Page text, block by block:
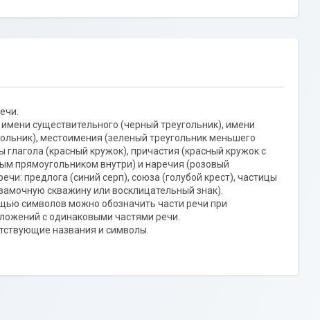
существительного (черный треугольник), имени
местоимения (зеленый треугольник меньшего
(красный кружок), причастия (красный кружок с
прямоугольником внутри) и наречия (розовый
предлога (синий серп), союза (голубой крест), частицы
скважину или восклицательный знак).
символов можно обозначить части речи при
с одинаковыми частями речи.
названия и символы.